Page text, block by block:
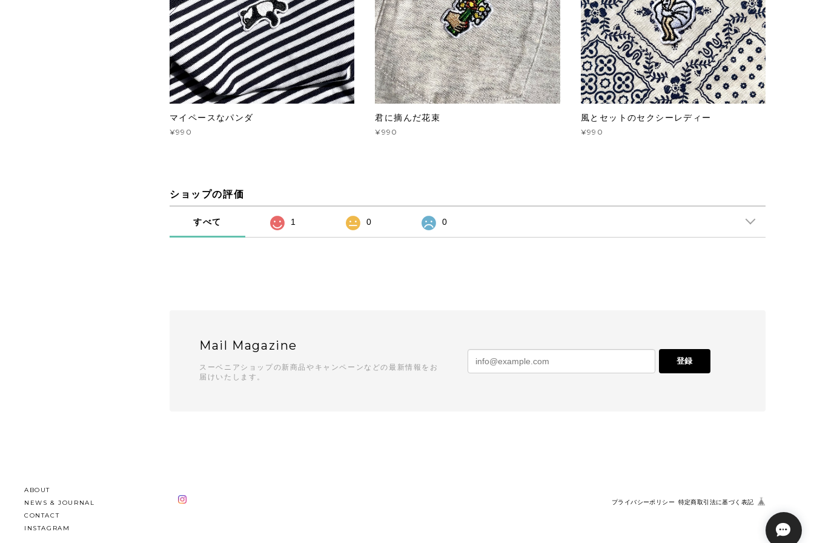
ABOUT
NEWS & JOURNAL
CONTACT
INSTAGRAM
マイペースなパンダ
¥990
君に摘んだ花束
¥990
風とセットのセクシーレディー
¥990
ショップの評価
すべて 1 0 0
Mail Magazine
スーベニアショップの新商品やキャンペーンなどの最新情報をお
届けいたします。
登録
プライバシーポリシー 特定商取引法に基づく表記